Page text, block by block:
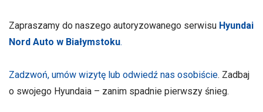
Zapraszamy do naszego autoryzowanego serwisu Hyundai
Nord Auto w Białymstoku.
Zadzwoń, umów wizytę lub odwiedź nas osobiście. Zadbaj
o swojego Hyundaia – zanim spadnie pierwszy śnieg.